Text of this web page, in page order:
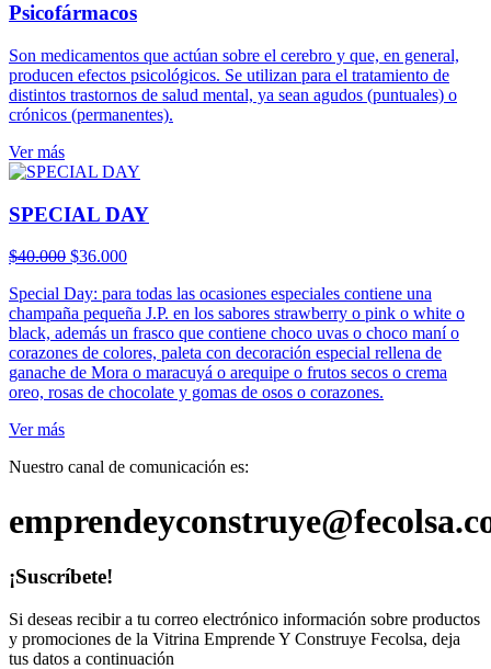
Psicofármacos
Son medicamentos que actúan sobre el cerebro y que, en general,
producen efectos psicológicos. Se utilizan para el tratamiento de
distintos trastornos de salud mental, ya sean agudos (puntuales) o
crónicos (permanentes).
Ver más
SPECIAL DAY
$40.000 El
original
era:
$40.000.
$36.000El
actual
es:
$36.000.
Special Day: para todas las ocasiones especiales contiene una
champaña pequeña J.P. en los sabores strawberry o pink o white o
black, además un frasco que contiene choco uvas o choco maní o
corazones de colores, paleta con decoración especial rellena de
ganache de Mora o maracuyá o arequipe o frutos secos o crema
oreo, rosas de chocolate y gomas de osos o corazones.
Ver más
Nuestro canal de comunicación es:
¡Suscríbete!
Si deseas recibir a tu correo electrónico información sobre productos
y promociones de la Vitrina Emprende Y Construye Fecolsa, deja
tus datos a continuación